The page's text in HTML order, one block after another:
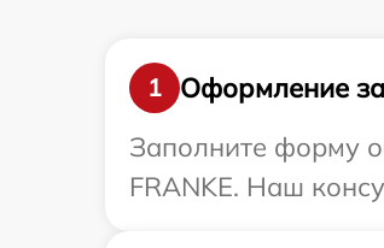
1
Оформление
Заполните форму
FRANKE. Наш